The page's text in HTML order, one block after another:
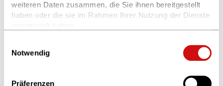
weiteren Daten zusammen, die Sie ihnen bereitgestellt
haben oder die sie im Rahmen Ihrer Nutzung der Dienste
Datenschutzerklärung
Notwendig
Präferenzen
emigrierte Jaron Laniers Mutter Lillian (Pianistin,
Malerin und Tänzerin) als Fünfzehnjährige von
Wien nach New York. Sein Vater Ellery, Sohn
ukrainischer Juden, die vor den dortigen Pogromen
geflüchtet waren, arbeitete als Architekt, Maler,
Radiomoderator. Beide erlebten in New York